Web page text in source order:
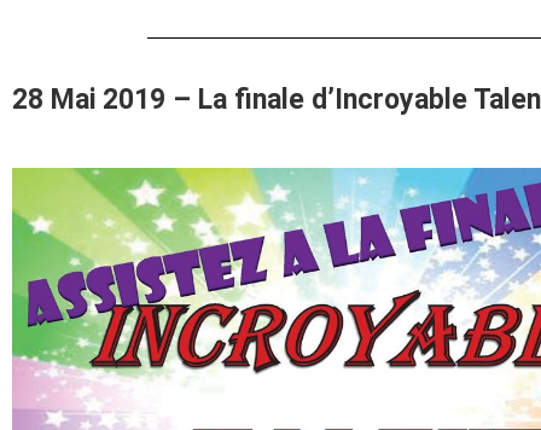
28 Mai 2019 – La finale d’Incroyable